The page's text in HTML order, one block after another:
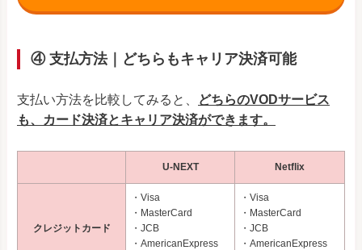
④ 支払方法｜どちらもキャリア決済可能
支払い方法を比較してみると、
どちらのVODサービス
も、カード決済とキャリア決済ができます。
U-NEXT Netflix
クレジットカード
・Visa
・MasterCard
・JCB
・AmericanExpress
・Visa
・MasterCard
・JCB
・AmericanExpress